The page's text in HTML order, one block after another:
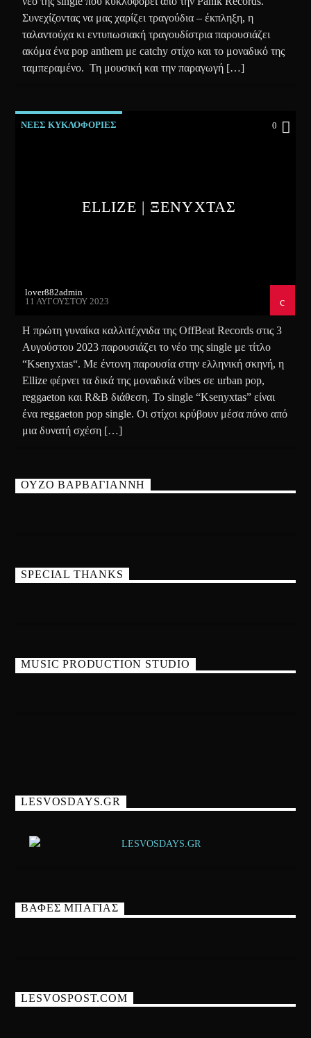
Συνεχίζοντας να μας χαρίζει τραγούδια – έκπληξη, η
ταλαντούχα κι εντυπωσιακή τραγουδίστρια παρουσιάζει
ακόμα ένα pop anthem με catchy στίχο και το μοναδικό της
ταμπεραμένο. Τη μουσική και την παραγωγή […]
ΝΕΕΣ ΚΥΚΛΟΦΟΡΙΕΣ 0
ELLIZE | ΞΕΝΥΧΤΑΣ
lover882admin
11 ΑΥΓΟΎΣΤΟΥ 2023
Η πρώτη γυναίκα καλλιτέχνιδα της OffBeat Records στις 3
Αυγούστου 2023 παρουσιάζει το νέο της single με τίτλο
“Ksenyxtas“. Με έντονη παρουσία στην ελληνική σκηνή, η
Ellize φέρνει τα δικά της μοναδικά vibes σε urban pop,
reggaeton και R&B διάθεση. Το single “Ksenyxtas” είναι
ένα reggaeton pop single. Οι στίχοι κρύβουν μέσα πόνο από
μια δυνατή σχέση […]
ΟΥΖΟ ΒΑΡΒΑΓΙΑΝΝΗ
SPECIAL THANKS
MUSIC PRODUCTION STUDIO
LESVOSDAYS.GR
ΒΑΦΕΣ ΜΠΑΓΙΑΣ
LESVOSPOST.COM